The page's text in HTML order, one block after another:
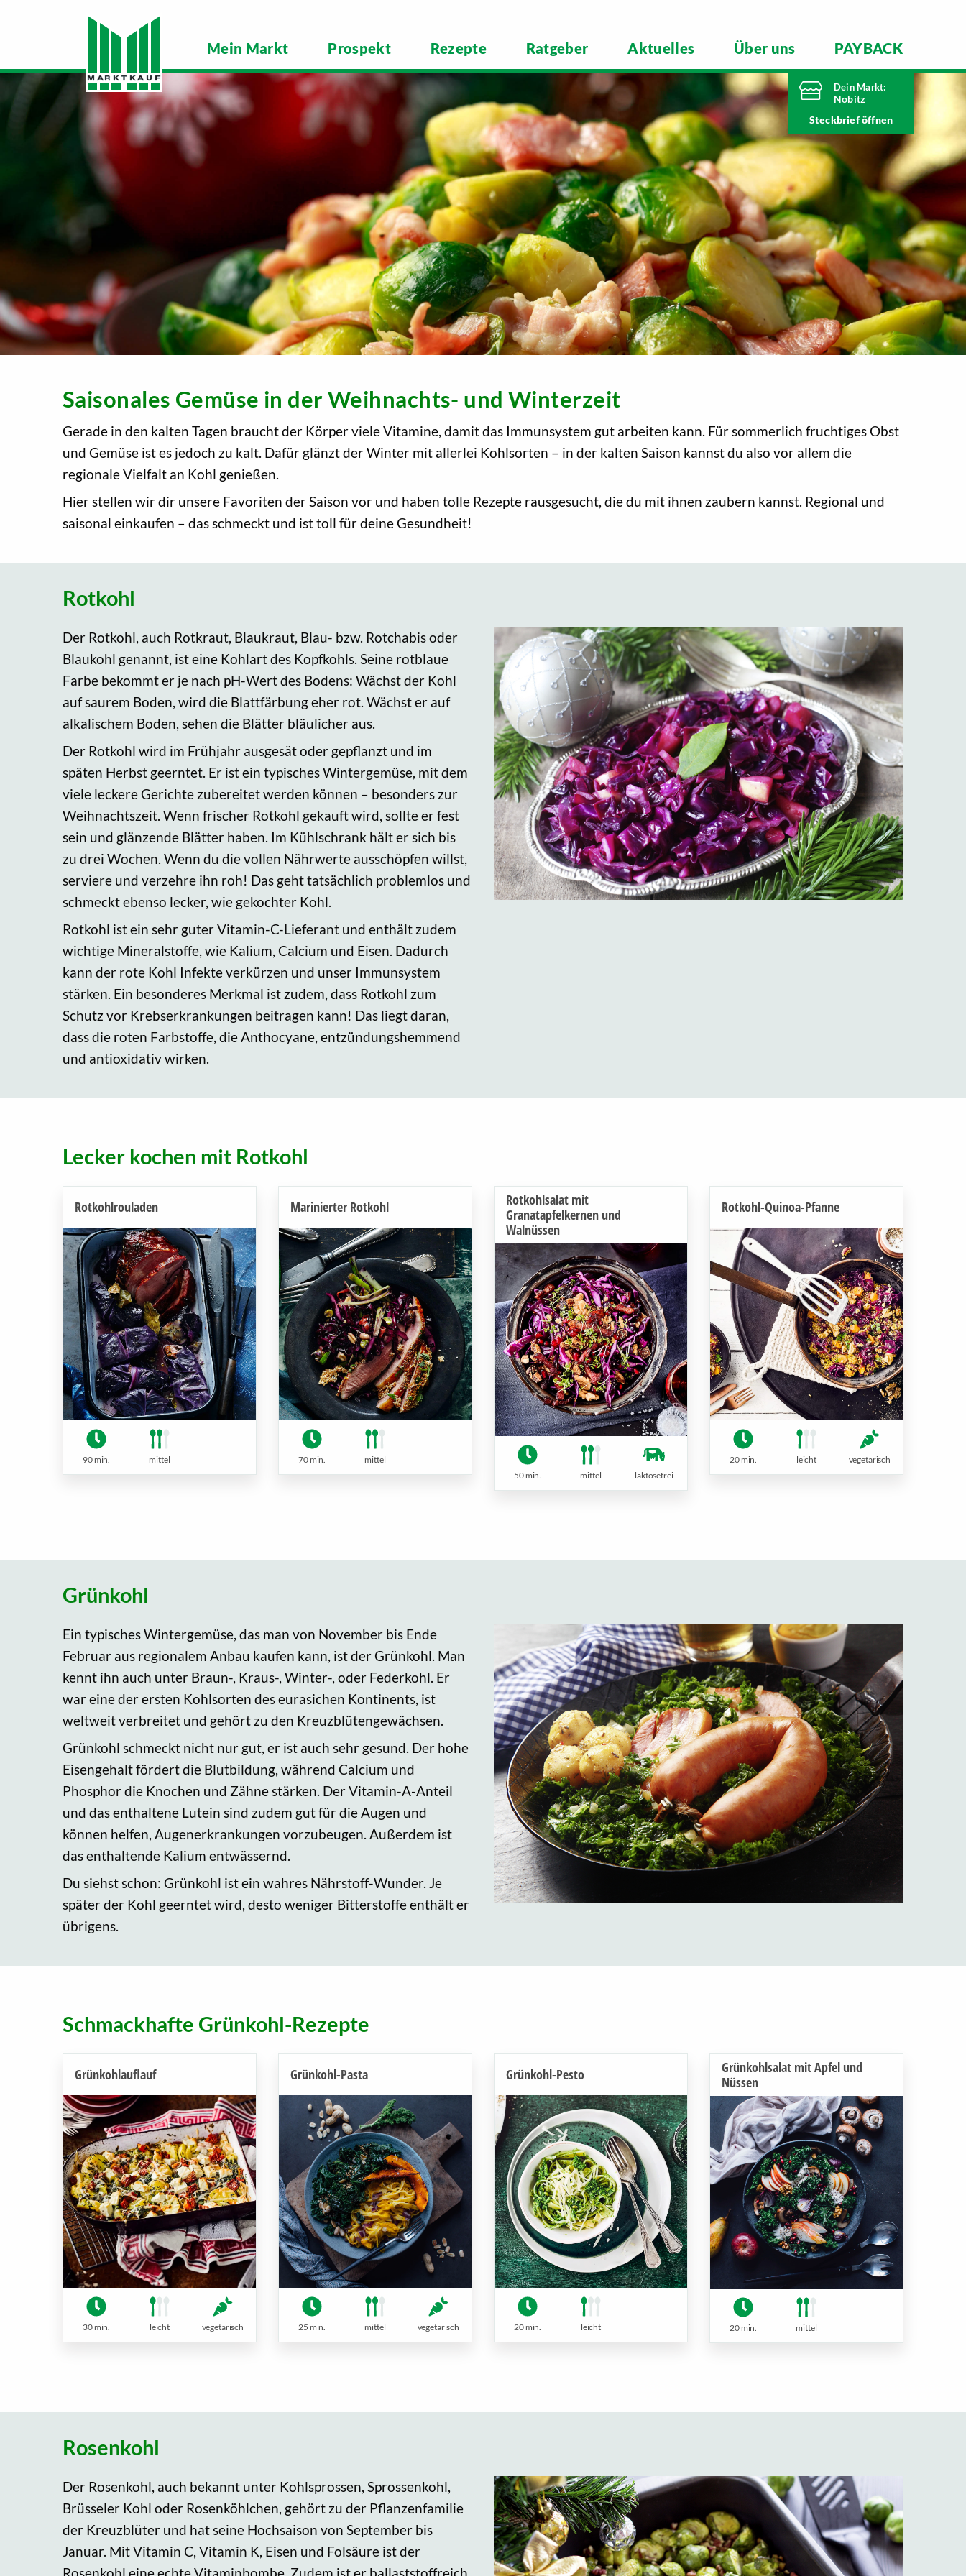
Mein Markt Prospekt Rezepte Ratgeber Aktuelles Über uns PAYBACK
Dein Markt:
Nobitz
Heute bis
Telefonnummer
03447 51260
Altenburger Straße 29
04603 Nobitz
Steckbrief
Saisonales Gemüse in der Weihnachts- und Winterzeit
Gerade in den kalten Tagen braucht der Körper viele Vitamine, damit das Immunsystem gut arbeiten kann. Für sommerlich fruchtiges Obst
und Gemüse ist es jedoch zu kalt. Dafür glänzt der Winter mit allerlei Kohlsorten – in der kalten Saison kannst du also vor allem die
regionale Vielfalt an Kohl genießen.
Hier stellen wir dir unsere Favoriten der Saison vor und haben tolle Rezepte rausgesucht, die du mit ihnen zaubern kannst. Regional und
saisonal einkaufen – das schmeckt und ist toll für deine Gesundheit!
Rotkohl
Der Rotkohl, auch Rotkraut, Blaukraut, Blau- bzw. Rotchabis oder
Blaukohl genannt, ist eine Kohlart des Kopfkohls. Seine rotblaue
Farbe bekommt er je nach pH-Wert des Bodens: Wächst der Kohl
auf saurem Boden, wird die Blattfärbung eher rot. Wächst er auf
alkalischem Boden, sehen die Blätter bläulicher aus.
Der Rotkohl wird im Frühjahr ausgesät oder gepflanzt und im
späten Herbst geerntet. Er ist ein typisches Wintergemüse, mit dem
viele leckere Gerichte zubereitet werden können – besonders zur
Weihnachtszeit. Wenn frischer Rotkohl gekauft wird, sollte er fest
sein und glänzende Blätter haben. Im Kühlschrank hält er sich bis
zu drei Wochen. Wenn du die vollen Nährwerte ausschöpfen willst,
serviere und verzehre ihn roh! Das geht tatsächlich problemlos und
schmeckt ebenso lecker, wie gekochter Kohl.
Rotkohl ist ein sehr guter Vitamin-C-Lieferant und enthält zudem
wichtige Mineralstoffe, wie Kalium, Calcium und Eisen. Dadurch
kann der rote Kohl Infekte verkürzen und unser Immunsystem
stärken. Ein besonderes Merkmal ist zudem, dass Rotkohl zum
Schutz vor Krebserkrankungen beitragen kann! Das liegt daran,
dass die roten Farbstoffe, die Anthocyane, entzündungshemmend
und antioxidativ wirken.
Lecker kochen mit Rotkohl
Rotkohlrouladen
90 min. mittel
Marinierter Rotkohl
70 min. mittel
Rotkohlsalat mit
Granatapfelkernen und
Walnüssen
50 min. mittel laktosefrei
Rotkohl-Quinoa-Pfanne
20 min. leicht vegetarisch
Grünkohl
Ein typisches Wintergemüse, das man von November bis Ende
Februar aus regionalem Anbau kaufen kann, ist der Grünkohl. Man
kennt ihn auch unter Braun-, Kraus-, Winter-, oder Federkohl. Er
war eine der ersten Kohlsorten des eurasichen Kontinents, ist
weltweit verbreitet und gehört zu den Kreuzblütengewächsen.
Grünkohl schmeckt nicht nur gut, er ist auch sehr gesund. Der hohe
Eisengehalt fördert die Blutbildung, während Calcium und
Phosphor die Knochen und Zähne stärken. Der Vitamin-A-Anteil
und das enthaltene Lutein sind zudem gut für die Augen und
können helfen, Augenerkrankungen vorzubeugen. Außerdem ist
das enthaltende Kalium entwässernd.
Du siehst schon: Grünkohl ist ein wahres Nährstoff-Wunder. Je
später der Kohl geerntet wird, desto weniger Bitterstoffe enthält er
übrigens.
Schmackhafte Grünkohl-Rezepte
Grünkohlauflauf
30 min. leicht vegetarisch
Grünkohl-Pasta
25 min. mittel vegetarisch
Grünkohl-Pesto
20 min. leicht
Grünkohlsalat mit Apfel und
Nüssen
20 min. mittel
Rosenkohl
Der Rosenkohl, auch bekannt unter Kohlsprossen, Sprossenkohl,
Brüsseler Kohl oder Rosenköhlchen, gehört zu der Pflanzenfamilie
der Kreuzblüter und hat seine Hochsaison von September bis
Januar. Mit Vitamin C, Vitamin K, Eisen und Folsäure ist der